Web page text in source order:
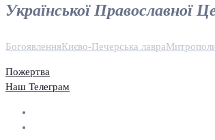
Української Православної
БогоявленняКиєво-Печерська лавра
Пожертва
Наш Телеграм